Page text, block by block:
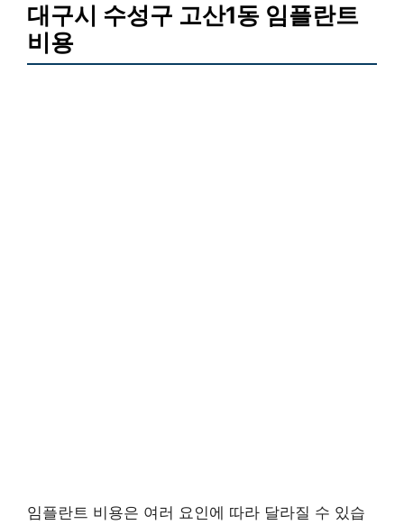
대구시 수성구 고산1동 임플란트
비용
임플란트 비용은 여러 요인에 따라 달라질 수 있습